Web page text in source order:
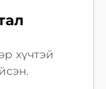
хүчтэй